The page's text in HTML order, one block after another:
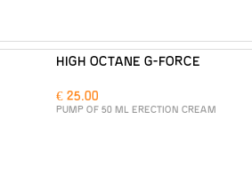
HIGH OCTANE G-FORCE
€ 25.00
PUMP OF 50 ML ERECTION CREAM